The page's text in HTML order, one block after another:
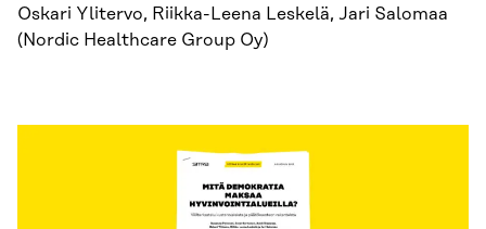
Oskari Ylitervo, Riikka-Leena Leskelä, Jari Salomaa
(Nordic Healthcare Group Oy)